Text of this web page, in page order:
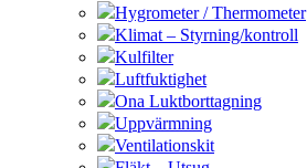
Hygrometer / Thermometer
Klimat – Styrning/kontroll
Kulfilter
Luftfuktighet
Ona Luktborttagning
Uppvärmning
Ventilationskit